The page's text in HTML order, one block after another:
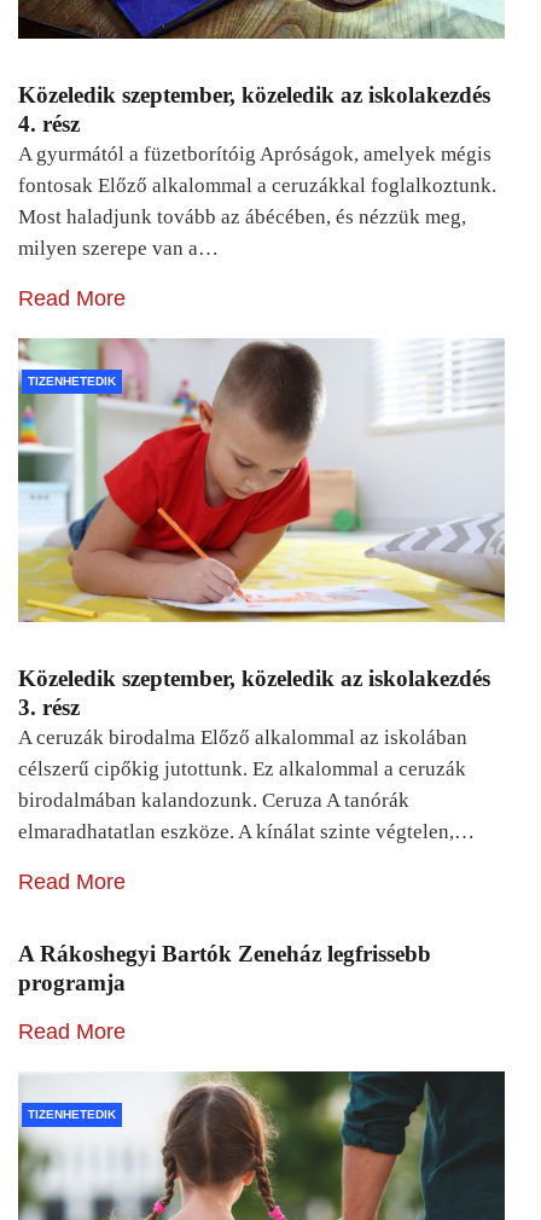
Közeledik szeptember, közeledik az iskolakezdés
4. rész
A gyurmától a füzetborítóig Apróságok, amelyek mégis
fontosak Előző alkalommal a ceruzákkal foglalkoztunk.
Most haladjunk tovább az ábécében, és nézzük meg,
milyen szerepe van a…
Read More
TIZENHETEDIK
Közeledik szeptember, közeledik az iskolakezdés
3. rész
A ceruzák birodalma Előző alkalommal az iskolában
célszerű cipőkig jutottunk. Ez alkalommal a ceruzák
birodalmában kalandozunk. Ceruza A tanórák
elmaradhatatlan eszköze. A kínálat szinte végtelen,…
Read More
A Rákoshegyi Bartók Zeneház legfrissebb
programja
Read More
TIZENHETEDIK